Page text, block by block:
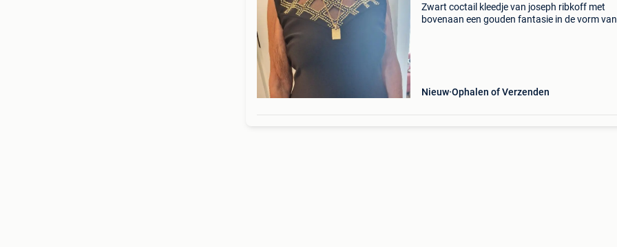
Zwart coctail kleedje van joseph ribkoff met
bovenaan een gouden fantasie in de vorm van
Nieuw Ophalen of Verzenden